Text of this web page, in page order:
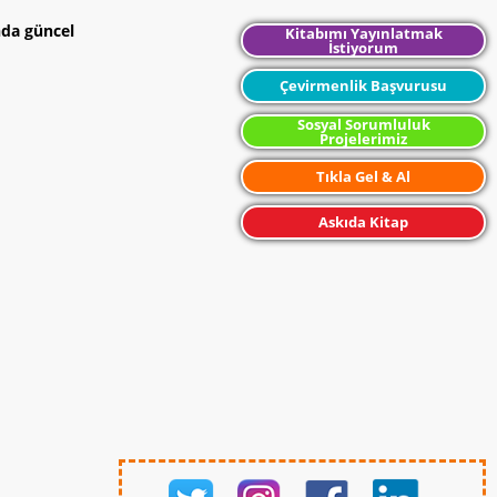
güncel Kitabımı Yayınlatmak
İstiyorum
Çevirmenlik Başvurusu
Sosyal Sorumluluk
Projelerimiz
Tıkla Gel & Al
Askıda Kitap